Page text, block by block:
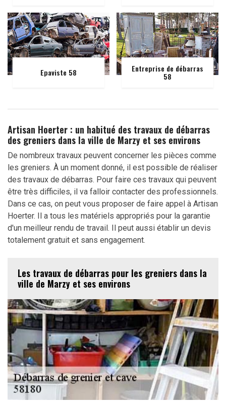
Epaviste 58 Entreprise de débarras
58
Artisan Hoerter : un habitué des travaux de débarras
des greniers dans la ville de Marzy et ses environs
De nombreux travaux peuvent concerner les pièces comme
les greniers. À un moment donné, il est possible de réaliser
des travaux de débarras. Pour faire ces travaux qui peuvent
être très difficiles, il va falloir contacter des professionnels.
Dans ce cas, on peut vous proposer de faire appel à Artisan
Hoerter. Il a tous les matériels appropriés pour la garantie
d'un meilleur rendu de travail. Il peut aussi établir un devis
totalement gratuit et sans engagement.
Les travaux de débarras pour les greniers dans la
ville de Marzy et ses environs